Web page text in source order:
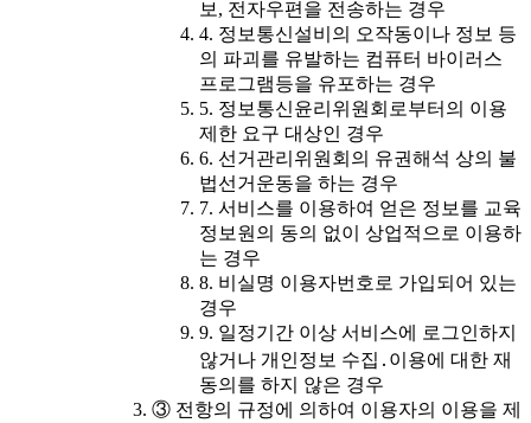
보, 전자우편을 전송하는 경우
4. 정보통신설비의 오작동이나 정보 등
의 파괴를 유발하는 컴퓨터 바이러스
프로그램등을 유포하는 경우
5. 정보통신윤리위원회로부터의 이용
제한 요구 대상인 경우
6. 선거관리위원회의 유권해석 상의 불
법선거운동을 하는 경우
7. 서비스를 이용하여 얻은 정보를 교육
정보원의 동의 없이 상업적으로 이용하
는 경우
8. 비실명 이용자번호로 가입되어 있는
경우
9. 일정기간 이상 서비스에 로그인하지
않거나 개인정보 수집․이용에 대한 재
동의를 하지 않은 경우
③ 전항의 규정에 의하여 이용자의 이용을 제